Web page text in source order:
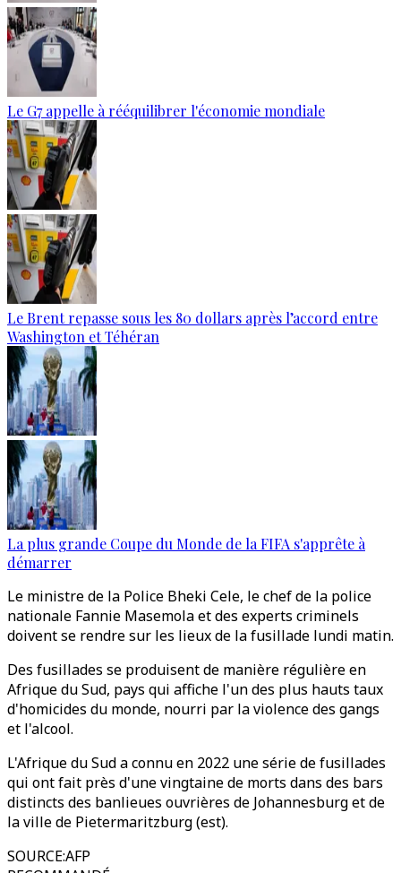
Le G7 appelle à rééquilibrer l'économie mondiale
Le Brent repasse sous les 80 dollars après l’accord entre
Washington et Téhéran
La plus grande Coupe du Monde de la FIFA s'apprête à
démarrer
Le ministre de la Police Bheki Cele, le chef de la police
nationale Fannie Masemola et des experts criminels
doivent se rendre sur les lieux de la fusillade lundi matin.
Des fusillades se produisent de manière régulière en
Afrique du Sud, pays qui affiche l'un des plus hauts taux
d'homicides du monde, nourri par la violence des gangs
et l'alcool.
L'Afrique du Sud a connu en 2022 une série de fusillades
qui ont fait près d'une vingtaine de morts dans des bars
distincts des banlieues ouvrières de Johannesburg et de
la ville de Pietermaritzburg (est).
SOURCE:AFP